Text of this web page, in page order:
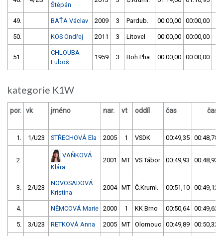
Štěpán
49. BAŤA Václav 2009 3 Pardub. 00:00,00 00:00,00
50. KOS Ondřej 2011 3 Litovel 00:00,00 00:00,00
51.
CHLOUBA
Luboš
1959 3 Boh.Pha 00:00,00 00:00,00
kategorie K1W
por. vk jméno nar. vt oddíl čas čas
1. 1/U23 STŘECHOVÁ Ela 2005 1 VSDK 00:49,35 00:48,78
2.
VAŇKOVÁ
Klára
2001 MT VS Tábor 00:49,93 00:48,92
3. 2/U23
NOVOSADOVÁ
Kristina
2004 MT Č.Kruml. 00:51,10 00:49,12
4. NĚMCOVÁ Marie 2000 1 KK Brno 00:50,64 00:49,62
5. 3/U23 RETKOVÁ Anna 2005 MT Olomouc 00:49,89 00:50,32